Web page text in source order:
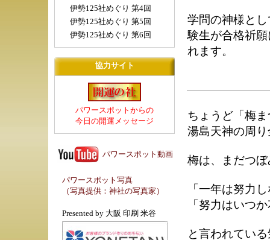
伊勢125社めぐり 第4回
伊勢125社めぐり 第5回
伊勢125社めぐり 第6回
協力サイト
パワースポットからの
今日の開運メッセージ
パワースポット動画
パワースポット写真
（写真提供： 神社の写真家 ）
Presented by 大阪 印刷 米谷
学問の神様と
験生が合格祈
れます。
ちょうど「梅
湯島天神の周
梅は、まだつ
「一年は努力
「努力はいつ
と言われてい